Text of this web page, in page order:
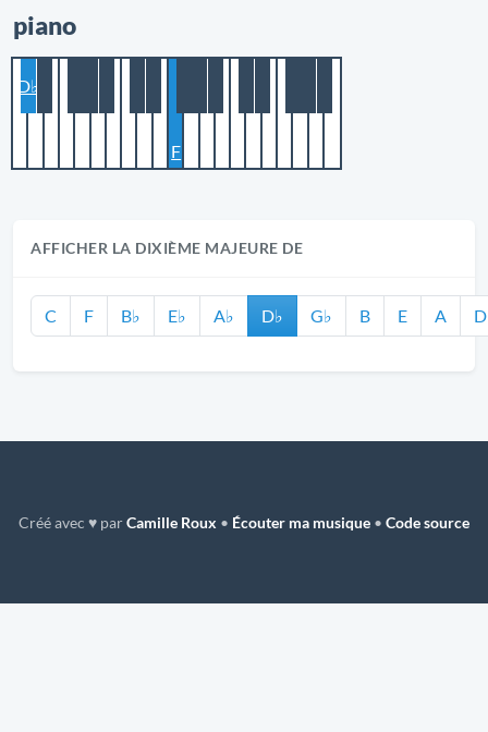
piano
D♭
F
AFFICHER LA DIXIÈME MAJEURE DE
C F B♭ E♭ A♭ D♭ G♭ B E A D
Créé avec ♥ parCamille Roux • Écouter ma musique • Code source